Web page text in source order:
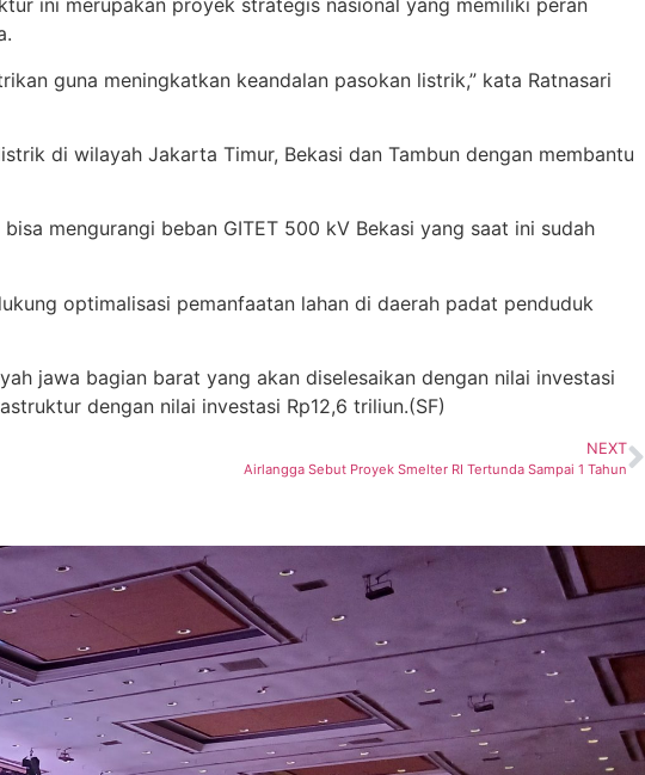
ini merupakan proyek strategis nasional yang memiliki peran
guna meningkatkan keandalan pasokan listrik,” kata Ratnasari
di wilayah Jakarta Timur, Bekasi dan Tambun dengan membantu
mengurangi beban GITET 500 kV Bekasi yang saat ini sudah
optimalisasi pemanfaatan lahan di daerah padat penduduk
jawa bagian barat yang akan diselesaikan dengan nilai investasi
dengan nilai investasi Rp12,6 triliun.(SF)
NEXT
Airlangga Sebut Proyek Smelter RI Tertunda Sampai 1 Tahun